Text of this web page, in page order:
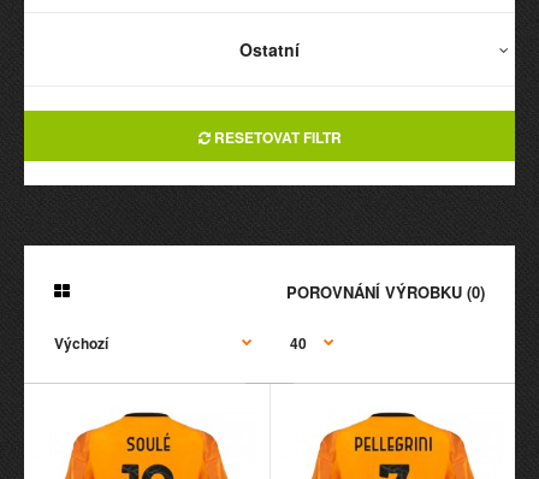
Ostatní
RESETOVAT FILTR
POROVNÁNÍ VÝROBKU (0)